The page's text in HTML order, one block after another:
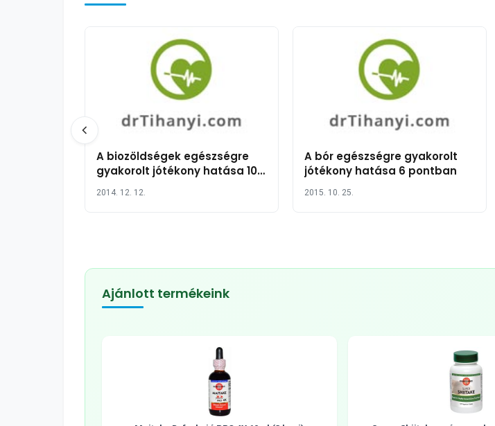
A biozöldségek egészségre
gyakorolt jótékony hatása 10
2014. 12. 12.
A bór egészségre gyakorolt
jótékony hatása 6 pontban
2015. 10. 25.
Ajánlott termékeink